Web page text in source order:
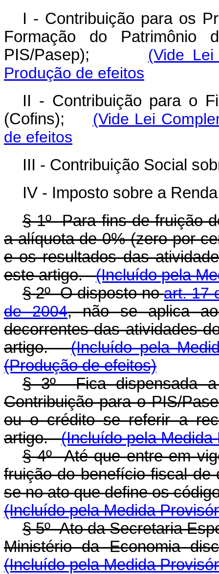
I - Contribuição para os
Formação do Patrimônio
PIS/Pasep); (Vide
Produção de efeitos
II - Contribuição para o
(Cofins); (Vide Lei
de efeitos
III - Contribuição Social
IV - Imposto sobre a
§ 1º Para fins de fruição
a alíquota de 0% (zero por
e os resultados das
este artigo.(Incluído pela
§ 2º O disposto noart. 17
de 2004, não se aplica
decorrentes das atividades
artigo.
(Incluído pela
(Produção de efeitos)
§ 3º Fica dispensada
Contribuição para o PIS/
ou o crédito se referir a
artigo.
(Incluído pela Medida
§ 4º Até que entre em
fruição do benefício fiscal de
se no ato que define os
(Incluído pela Medida
§ 5º Ato da Secretaria
Ministério da Economia
(Incluído pela Medida